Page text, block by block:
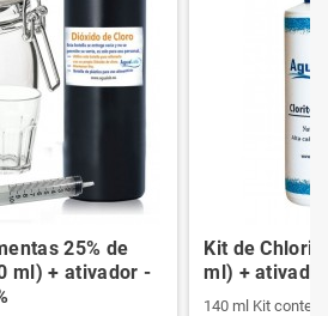
25% de
ml) + ativador -
Kit de
ml) +
140 ml Kit